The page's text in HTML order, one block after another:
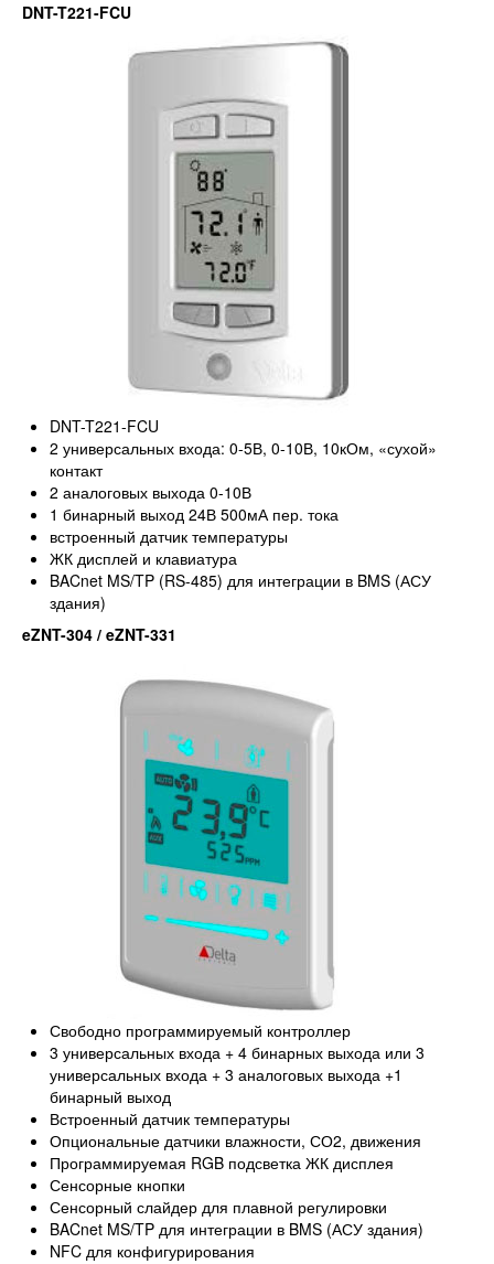
DNT-T221-FCU
DNT-T221-FCU
2 универсальных входа: 0-5В, 0-10В, 10кОм, «сухой»
контакт
2 аналоговых выхода 0-10В
1 бинарный выход 24В 500мА пер. тока
встроенный датчик температуры
ЖК дисплей и клавиатура
BACnet MS/TP (RS-485) для интеграции в BMS (АСУ
здания)
eZNT-304 / eZNT-331
Свободно программируемый контроллер
3 универсальных входа + 4 бинарных выхода или 3
универсальных входа + 3 аналоговых выхода +1
бинарный выход
Встроенный датчик температуры
Опциональные датчики влажности, СО2, движения
Программируемая RGB подсветка ЖК дисплея
Сенсорные кнопки
Сенсорный слайдер для плавной регулировки
BACnet MS/TP для интеграции в BMS (АСУ здания)
NFC для конфигурирования